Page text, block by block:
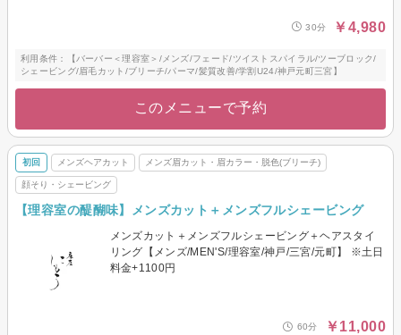
30分 ￥4,980
利用条件：【バーバー＜理容室＞/メンズ/フェード/ツイストスパイラル/ツーブロック/
シェービング/眉毛カット/ブリーチ/パーマ/髪質改善/学割U24/神戸元町三宮】
このメニューで予約
初回 メンズヘアカット メンズ眉カット・眉カラー・脱色(ブリーチ)
顔そり・シェービング
【理容室の醍醐味】メンズカット＋メンズフルシェービング
メンズカット＋メンズフルシェービング＋ヘアスタイ
リング【メンズ/MEN'S/理容室/神戸/三宮/元町】 ※土日
料金+1100円
60分 ￥11,000